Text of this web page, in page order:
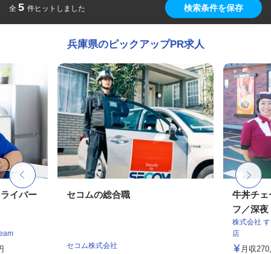
全 5 件ヒットしました 検索条件を保存
兵庫県のピックアップPR求人
イバー セコムの総合職
セコム株式会社
牛丼チェ
フ／深夜
株式会社
店
月収